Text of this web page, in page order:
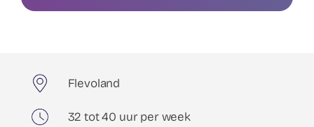
Flevoland
32 tot 40 uur per week